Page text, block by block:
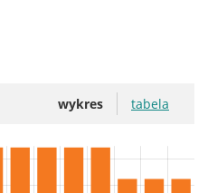
wykres tabela